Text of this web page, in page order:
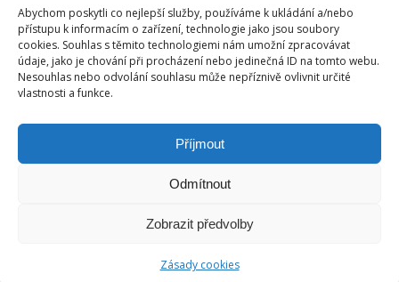
Abychom poskytli co nejlepší služby, používáme k ukládání a/nebo
přístupu k informacím o zařízení, technologie jako jsou soubory
cookies. Souhlas s těmito technologiemi nám umožní zpracovávat
údaje, jako je chování při procházení nebo jedinečná ID na tomto webu.
Nesouhlas nebo odvolání souhlasu může nepříznivě ovlivnit určité
vlastnosti a funkce.
Příjmout
Odmítnout
Zobrazit předvolby
Zásady cookies
Úřední deska
Školní aplikace
2025 © ZŠ UKRAJINSKÁ, OSTRAVA –
/CHILLI/Prohlášení o